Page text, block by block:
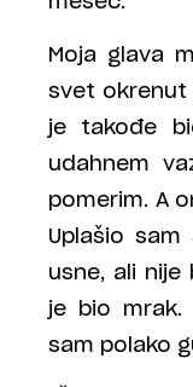
Moja glava
svet okrenut
je takođe
udahnem
pomerim. A
Uplašio
usne, ali nije
je bio mrak.
sam polako